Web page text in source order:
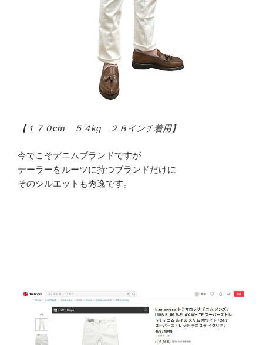
【１７０cm ５４kg ２８インチ着用】
今でこそデニムブランドですが
テーラーをルーツに持つブランドだけに
そのシルエットも秀逸です。